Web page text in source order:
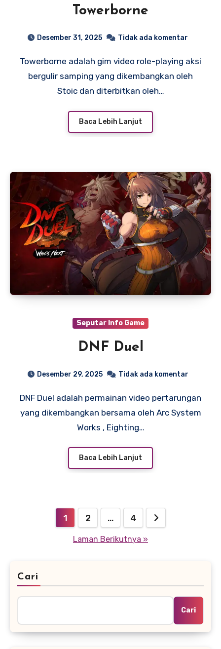
Towerborne
Desember 31, 2025 Tidak ada komentar
Towerborne adalah gim video role-playing aksi
bergulir samping yang dikembangkan oleh
Stoic dan diterbitkan oleh…
Baca Lebih Lanjut
Seputar Info Game
DNF Duel
Desember 29, 2025 Tidak ada komentar
DNF Duel adalah permainan video pertarungan
yang dikembangkan bersama oleh Arc System
Works , Eighting…
Baca Lebih Lanjut
Paginasi
1 2 … 4
Laman Berikutnya »
Cari
Cari